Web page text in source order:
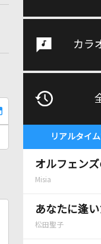
カラ
リアルタイ
オルフェン
Misia
あなたに逢
松田聖子